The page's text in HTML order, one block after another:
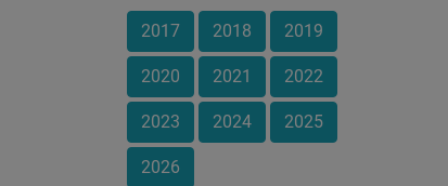
2017 2018 2019
2020 2021 2022
2023 2024 2025
2026